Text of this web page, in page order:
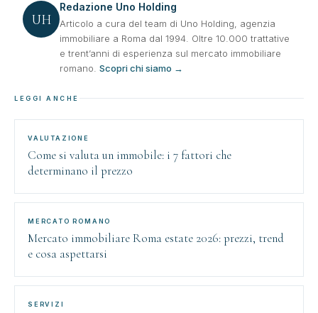
UH
Redazione Uno Holding
Articolo a cura del team di Uno Holding, agenzia
immobiliare a Roma dal 1994. Oltre 10.000 trattative
e trent’anni di esperienza sul mercato immobiliare
romano. Scopri chi siamo →
LEGGI ANCHE
VALUTAZIONE
Come si valuta un immobile: i 7 fattori che
determinano il prezzo
MERCATO ROMANO
Mercato immobiliare Roma estate 2026: prezzi, trend
e cosa aspettarsi
SERVIZI